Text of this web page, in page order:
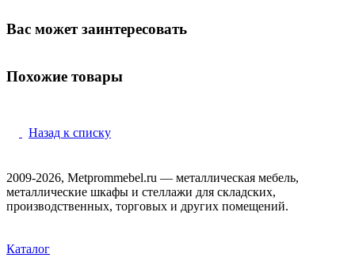
Вас может заинтересовать
Похожие товары
Назад к списку
2009-2026, Metprommebel.ru — металлическая мебель,
металлические шкафы и стеллажи для складских,
производственных, торговых и других помещений.
Каталог